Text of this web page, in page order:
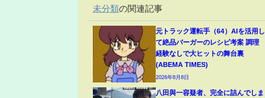
未分類の関連記事
元トラック運転手（64）AIを活用し
て絶品バーガーのレシピ考案 調理
経験なしで大ヒットの舞台裏
(ABEMA TIMES)
2026年8月8日
八田與一容疑者、完全に詰んでしま